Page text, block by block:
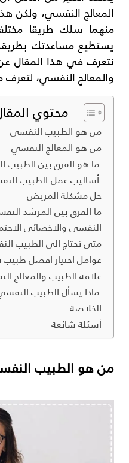
المعالج النفسي، ولكن
منهما سلك طريقا
يستطيع مساعدتك
نتعرف في هذا المقال
والمعالج النفسي،
محتوي
من هو الطبيب النفسي
من هو المعالج النفسي
ما هو الفرق بين
أساليب عمل الطبيب
حل مشكلة المريض
ما الفرق بين المرشد
النفسي والاخصائي
متى تحتاج الى الطبيب
عوامل اختيار افضل
علاقة الطبيب والمعالج
ماذا يسأل الطبيب
الخلاصة
أسئلة شائعة
من هو الطبيب